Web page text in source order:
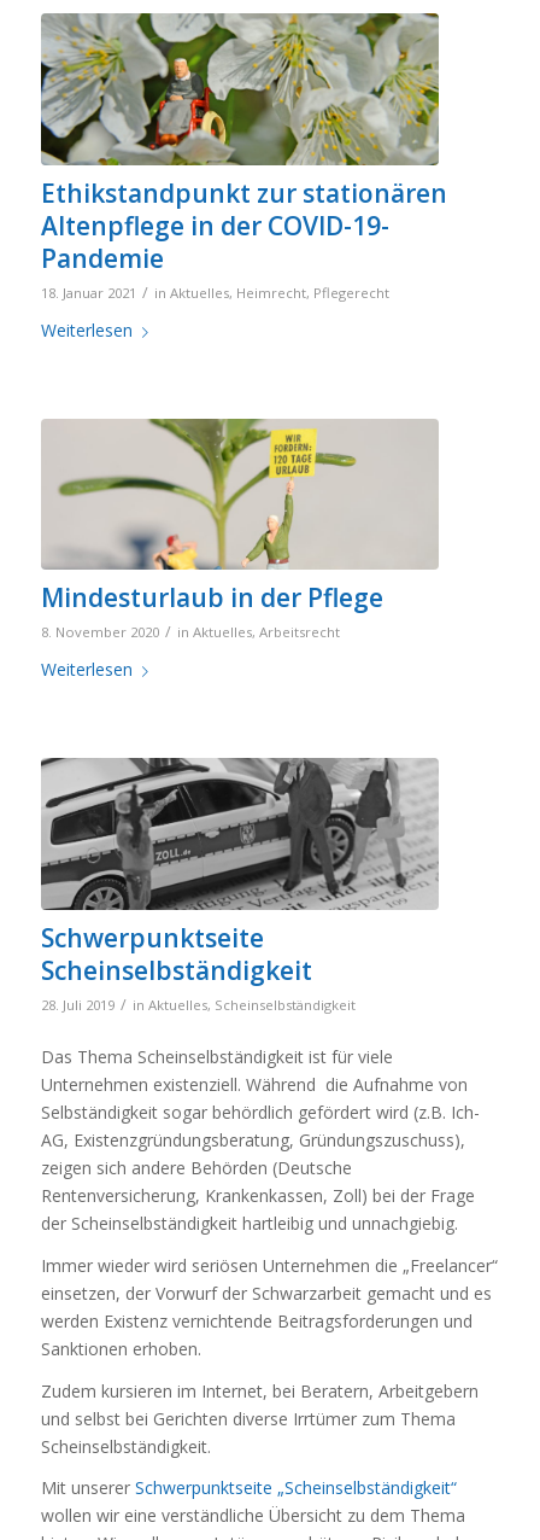
Ethikstandpunkt zur stationären
Altenpflege in der COVID-19-
Pandemie
18. Januar 2021 / in Aktuelles, Heimrecht, Pflegerecht
Weiterlesen
Mindesturlaub in der Pflege
8. November 2020 / in Aktuelles, Arbeitsrecht
Weiterlesen
Schwerpunktseite
Scheinselbständigkeit
28. Juli 2019 / in Aktuelles, Scheinselbständigkeit
Das Thema Scheinselbständigkeit ist für viele
Unternehmen existenziell. Während die Aufnahme von
Selbständigkeit sogar behördlich gefördert wird (z.B. Ich-
AG, Existenzgründungsberatung, Gründungszuschuss),
zeigen sich andere Behörden (Deutsche
Rentenversicherung, Krankenkassen, Zoll) bei der Frage
der Scheinselbständigkeit hartleibig und unnachgiebig.
Immer wieder wird seriösen Unternehmen die „Freelancer“
einsetzen, der Vorwurf der Schwarzarbeit gemacht und es
werden Existenz vernichtende Beitragsforderungen und
Sanktionen erhoben.
Zudem kursieren im Internet, bei Beratern, Arbeitgebern
und selbst bei Gerichten diverse Irrtümer zum Thema
Scheinselbständigkeit.
Mit unserer Schwerpunktseite „Scheinselbständigkeit“
wollen wir eine verständliche Übersicht zu dem Thema